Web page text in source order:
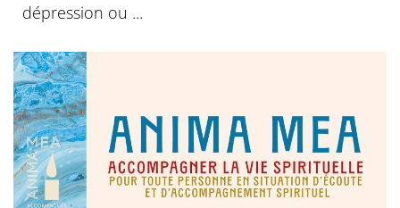
dépression ou ...